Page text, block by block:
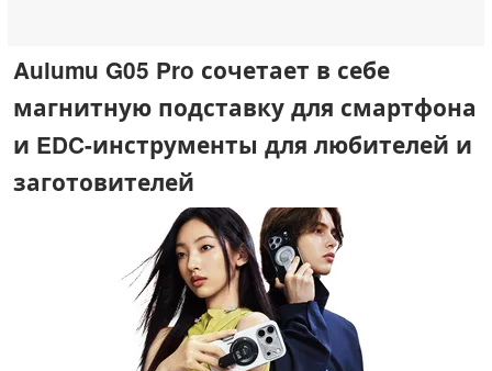
Aulumu G05 Pro сочетает в себе
магнитную подставку для смартфона
и EDC-инструменты для любителей и
заготовителей